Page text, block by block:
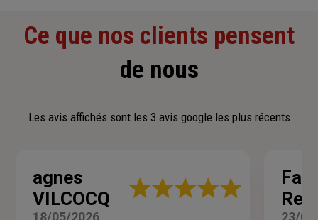
Ce que nos clients pensent
de nous
Les avis affichés sont les 3 avis google les plus récents
agnes
VILCOCQ
Note
18/05/2026 23/